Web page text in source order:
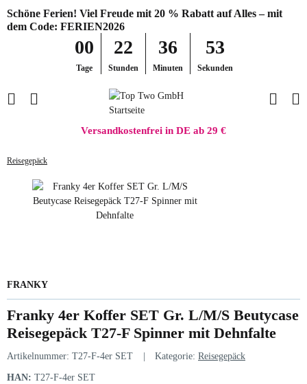
Schöne Ferien! Viel Freude mit 20 % Rabatt auf Alles – mit
dem Code: FERIEN2026
00
Tage
22
Stunden
36
Minuten
53
Sekunden
Versandkostenfrei in DE ab 29 €
Reisegepäck
FRANKY
Franky 4er Koffer SET Gr. L/M/S Beutycase
Reisegepäck T27-F Spinner mit Dehnfalte
Artikelnummer: T27-F-4er SET Kategorie: Reisegepäck
HAN: T27-F-4er SET